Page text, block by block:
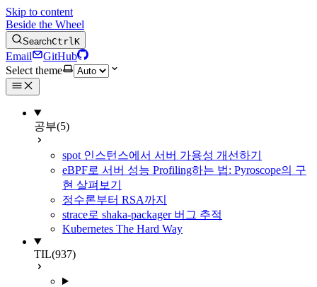
Skip to content
Beside the Wheel
SearchCtrlK
Email
GitHub
Select theme
공부(5)
spot 인스턴스에서 서버 가용성 개선하기
eBPF로 서버 성능 Profiling하는 법: Pyroscope의 구
현 살펴보기
정수론부터 RSA까지
strace로 shaka-packager 버그 추적
Kubernetes The Hard Way
TIL(937)